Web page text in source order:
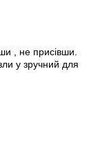
, не присівши.
у зручний для